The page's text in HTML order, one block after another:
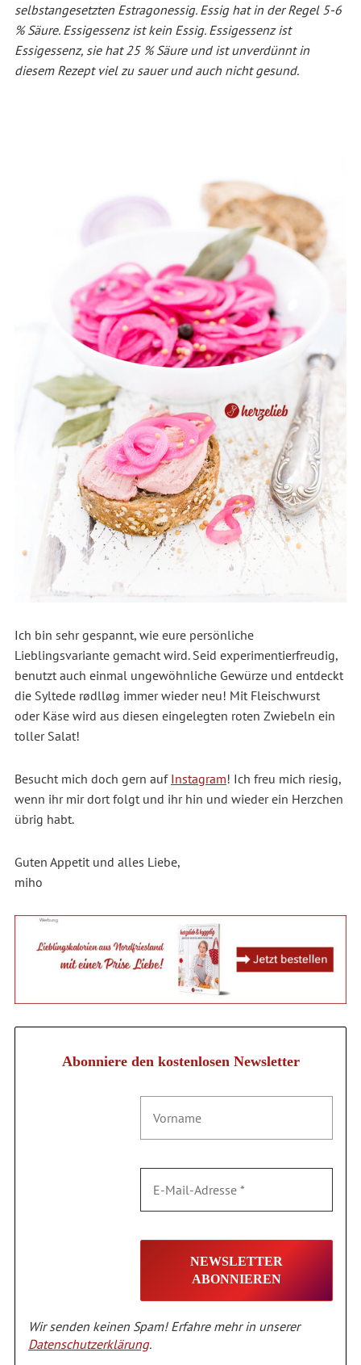
selbstangesetzten Estragonessig. Essig hat in der Regel 5-6
% Säure. Essigessenz ist kein Essig. Essigessenz ist
Essigessenz, sie hat 25 % Säure und ist unverdünnt in
diesem Rezept viel zu sauer und auch nicht gesund.
Ich bin sehr gespannt, wie eure persönliche
Lieblingsvariante gemacht wird. Seid experimentierfreudig,
benutzt auch einmal ungewöhnliche Gewürze und entdeckt
die Syltede rødlløg immer wieder neu! Mit Fleischwurst
oder Käse wird aus diesen eingelegten roten Zwiebeln ein
toller Salat!
Besucht mich doch gern auf Instagram! Ich freu mich riesig,
wenn ihr mir dort folgt und ihr hin und wieder ein Herzchen
übrig habt.
Guten Appetit und alles Liebe,
miho
Abonniere den kostenlosen Newsletter
Wir senden keinen Spam! Erfahre mehr in unserer
Datenschutzerklärung.